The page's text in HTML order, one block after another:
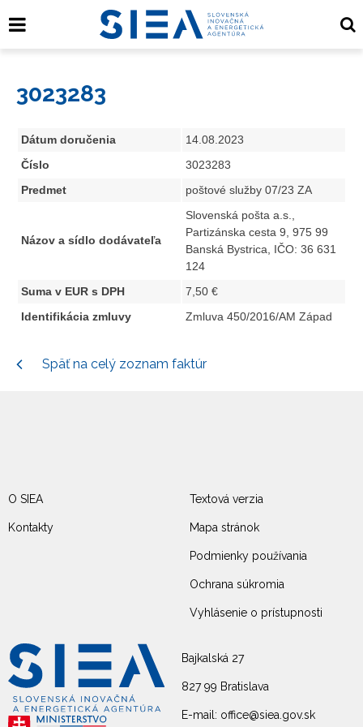
3023283
Dátum doručenia
14.08.2023
Číslo
3023283
Predmet
poštové služby 07/23 ZA
Názov a sídlo dodávateľa
Slovenská pošta a.s.,
Partizánska cesta 9, 975 99
Banská Bystrica, IČO: 36 631
124
Suma v EUR s DPH
7,50 €
Identifikácia zmluvy
Zmluva 450/2016/AM Západ
Späť na celý zoznam faktúr
Bajkalská 27
827 99 Bratislava
E-mail: office@siea.gov.sk
O SIEA
Kontakty
Textová verzia
Mapa stránok
Podmienky používania
Ochrana súkromia
Vyhlásenie o prístupnosti